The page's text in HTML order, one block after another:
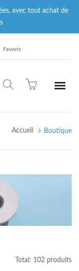
avec tout achat de
Favoris
Accueil Boutique
Total: 102 produits